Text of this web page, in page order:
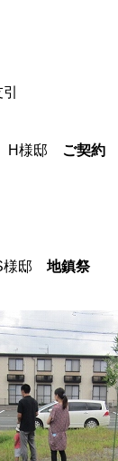
H様邸 ご契約
様邸 地鎮祭